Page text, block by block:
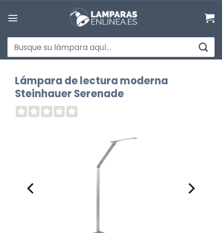
Buscar
por:
Lámpara de lectura moderna
Steinhauer Serenade